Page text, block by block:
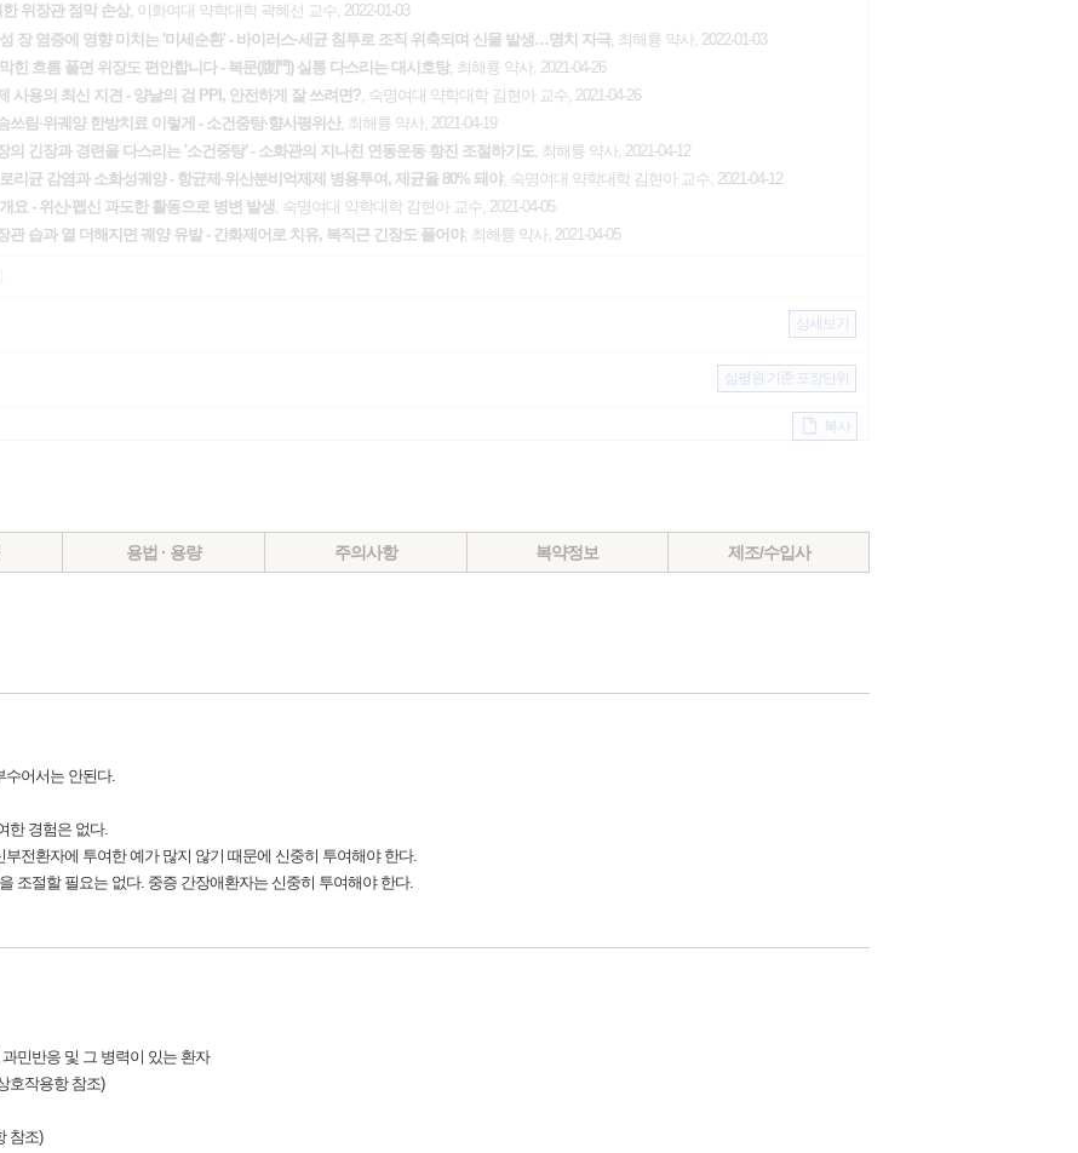
위장관 점막 손상, 이화여대 약학대학 곽혜선 교수, 2022-01-03
장 염증에 영향 미치는 '미세순환' - 바이러스·세균 침투로 조직 위축되며 신물 발생…명치 자극 , 최해륭 약사, 2022-01-03
힌 흐름 풀면 위장도 편안합니다 - 복문(腹門) 실통 다스리는 대시호탕, 최해륭 약사, 2021-04-26
사용의 최신 지견 - 양날의 검 PPI, 안전하게 잘 쓰려면? , 숙명여대 약학대학 김현아 교수, 2021-04-26
쓰림·위궤양 한방치료 이렇게 - 소건중탕·향사평위산, 최해륭 약사, 2021-04-19
의 긴장과 경련을 다스리는 '소건중탕' - 소화관의 지나친 연동운동 항진 조절하기도 , 최해륭 약사, 2021-04-12
리균 감염과 소화성궤양 - 항균제·위산분비억제제 병용투여, 제균율 80% 돼야, 숙명여대 약학대학 김현아 교수, 2021-04-12
요 - 위산·펩신 과도한 활동으로 병변 발생 , 숙명여대 약학대학 김현아 교수, 2021-04-05
관 습과 열 더해지면 궤양 유발 - 간화제어로 치유, 복직근 긴장도 풀어야, 최해륭 약사, 2021-04-05
상세보기
심평원 기준 포장단위
복사
용법 · 용량 주의사항 복약정보 제조/수입사
수어서는 안된다.
한 경험은 없다.
전환자에 투여한 예가 많지 않기 때문에 신중히 투여해야 한다.
조절할 필요는 없다. 중증 간장애환자는 신중히 투여해야 한다.
민반응 및 그 병력이 있는 환자
호작용항 참조)
참조)